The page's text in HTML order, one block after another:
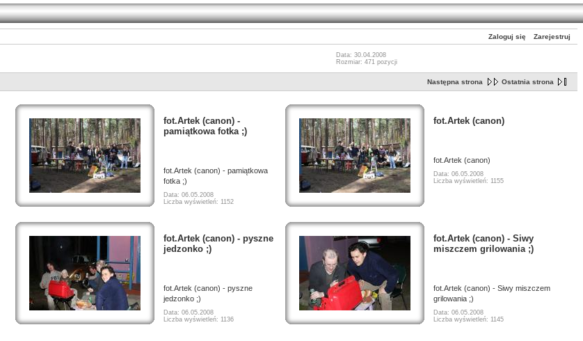
Zaloguj się Zarejestruj
Data: 30.04.2008
Rozmiar: 471 pozycji
Następna strona Ostatnia strona
fot.Artek (canon) -
pamiątkowa fotka ;)
fot.Artek (canon) - pamiątkowa
fotka ;)
Data: 06.05.2008
Liczba wyświetleń: 1152
fot.Artek (canon)
fot.Artek (canon)
Data: 06.05.2008
Liczba wyświetleń: 1155
fot.Artek (canon) - pyszne
jedzonko ;)
fot.Artek (canon) - pyszne
jedzonko ;)
Data: 06.05.2008
Liczba wyświetleń: 1136
fot.Artek (canon) - Siwy
miszczem grilowania ;)
fot.Artek (canon) - Siwy miszczem
grilowania ;)
Data: 06.05.2008
Liczba wyświetleń: 1145